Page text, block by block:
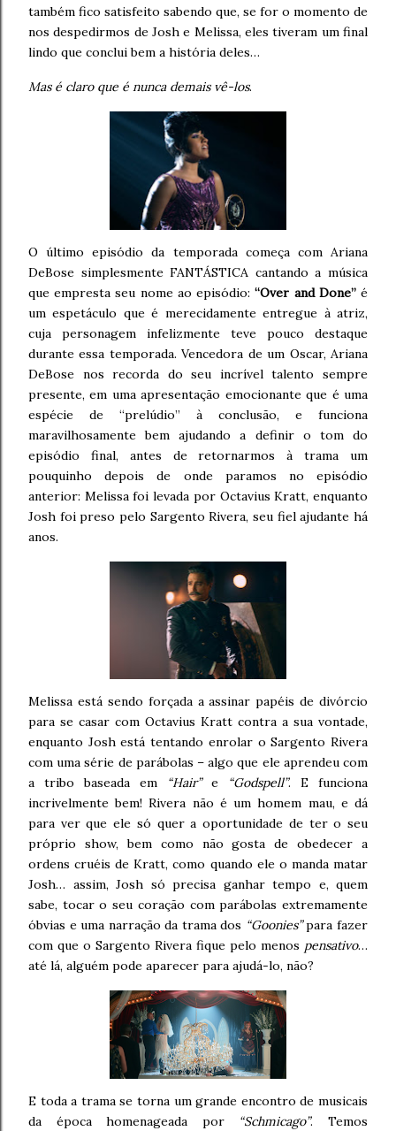
também fico satisfeito sabendo que, se for o momento de
nos despedirmos de Josh e Melissa, eles tiveram um final
lindo que conclui bem a história deles…
Mas é claro que é nunca demais vê-los.
O último episódio da temporada começa com Ariana
DeBose simplesmente FANTÁSTICA cantando a música
que empresta seu nome ao episódio:“Over and Done”é
um espetáculo que é merecidamente entregue à atriz,
cuja personagem infelizmente teve pouco destaque
durante essa temporada. Vencedora de um Oscar, Ariana
DeBose nos recorda do seu incrível talento sempre
presente, em uma apresentação emocionante que é uma
espécie de “prelúdio” à conclusão, e funciona
maravilhosamente bem ajudando a definir o tom do
episódio final, antes de retornarmos à trama um
pouquinho depois de onde paramos no episódio
anterior: Melissa foi levada por Octavius Kratt, enquanto
Josh foi preso pelo Sargento Rivera, seu fiel ajudante há
anos.
Melissa está sendo forçada a assinar papéis de divórcio
para se casar com Octavius Kratt contra a sua vontade,
enquanto Josh está tentando enrolar o Sargento Rivera
com uma série de parábolas – algo que ele aprendeu com
a tribo baseada em
“Hair”e “Godspell”. E funciona
incrivelmente bem! Rivera não é um homem mau, e dá
para ver que ele só quer a oportunidade de ter o seu
próprio show, bem como não gosta de obedecer a
ordens cruéis de Kratt, como quando ele o manda matar
Josh… assim, Josh só precisa ganhar tempo e, quem
sabe, tocar o seu coração com parábolas extremamente
óbvias e uma narração da trama dos “Goonies”para fazer
com que o Sargento Rivera fique pelo menos pensativo…
até lá, alguém pode aparecer para ajudá-lo, não?
E toda a trama se torna um grande encontro de musicais
da época homenageada por “Schmicago”. Temos